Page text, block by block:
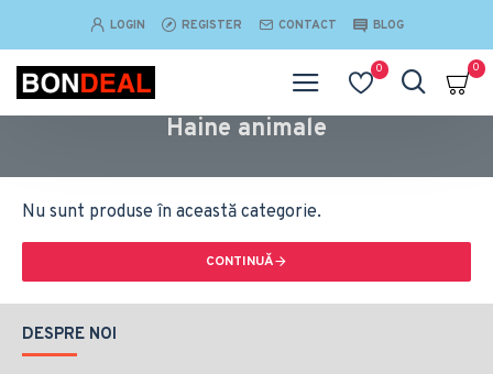
LOGIN REGISTER CONTACT BLOG
0 0
Haine animale
Nu sunt produse în această categorie.
CONTINUĂ
DESPRE NOI